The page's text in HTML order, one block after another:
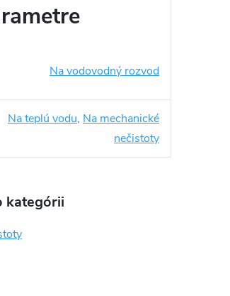
Na vodovodný rozvod
Na teplú vodu, Na mechanické
nečistoty
kategórii